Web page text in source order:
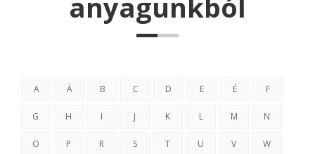
A Á B C D E É F
G H I J K L M N
O P R S T U V W